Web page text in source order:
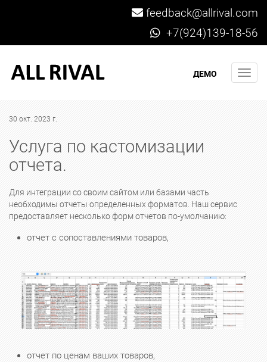
feedback@allrival.com
+7(924)139-18-56
ДЕМО
30 окт. 2023 г.
Услуга по кастомизации
отчета.
Для интеграции со своим сайтом или базами часть
необходимы отчеты определенных форматов. Наш сервис
предоставляет несколько форм отчетов по-умолчанию:
отчет с сопоставлениями товаров,
отчет по ценам ваших товаров,